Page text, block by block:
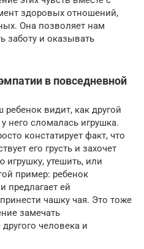
здоровых отношений,
Она позволяет нам
заботу и оказывать
в повседневной
видит, как другой
него сломалась игрушка.
констатирует факт, что
его грусть и захочет
утешить, или
пример: ребенок
предлагает ей
чашку чая. Это тоже
замечать
человека и